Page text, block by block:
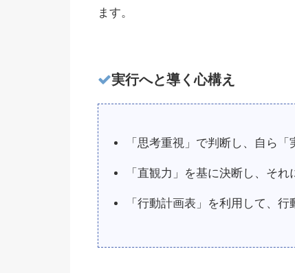
ます。
実行へと導く心構え
「思考重視」で判断し、自ら
「直観力」を基に決断し、そ
「行動計画表」を利用して、